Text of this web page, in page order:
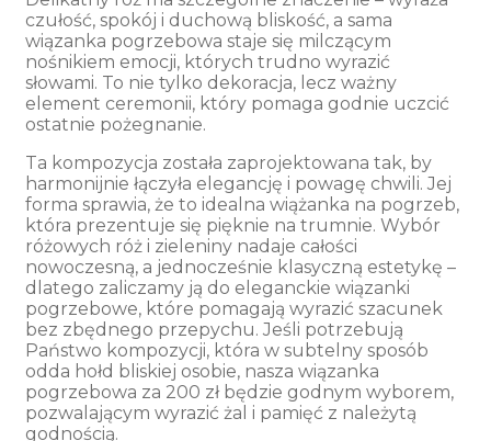
czułość, spokój i duchową bliskość, a sama
wiązanka pogrzebowa staje się milczącym
nośnikiem emocji, których trudno wyrazić
słowami. To nie tylko dekoracja, lecz ważny
element ceremonii, który pomaga godnie uczcić
ostatnie pożegnanie.
Ta kompozycja została zaprojektowana tak, by
harmonijnie łączyła elegancję i powagę chwili. Jej
forma sprawia, że to idealna wiążanka na pogrzeb,
która prezentuje się pięknie na trumnie. Wybór
różowych róż i zieleniny nadaje całości
nowoczesną, a jednocześnie klasyczną estetykę –
dlatego zaliczamy ją do eleganckie wiązanki
pogrzebowe, które pomagają wyrazić szacunek
bez zbędnego przepychu. Jeśli potrzebują
Państwo kompozycji, która w subtelny sposób
odda hołd bliskiej osobie, nasza wiązanka
pogrzebowa za 200 zł będzie godnym wyborem,
pozwalającym wyrazić żal i pamięć z należytą
godnością.